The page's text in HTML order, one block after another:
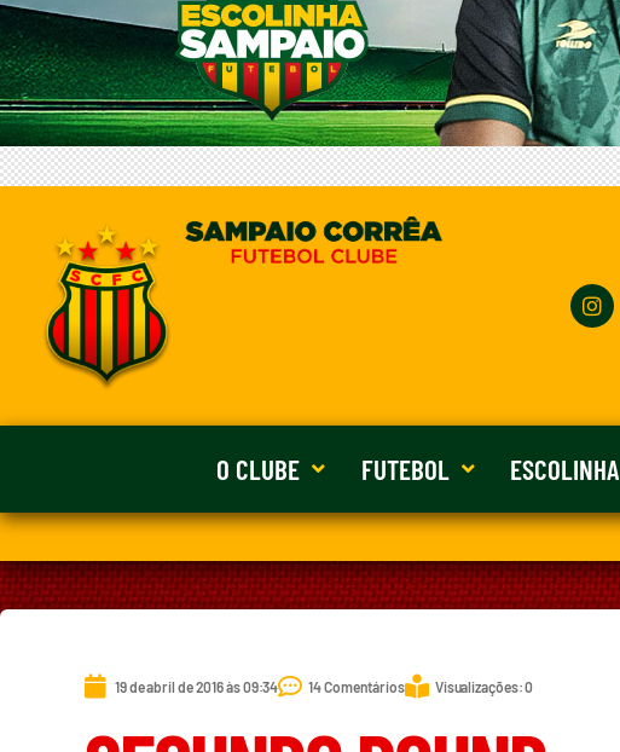
O CLUBE FUTEBOL ESCOLINHA
19 de abril de 2016 às 09:34 14 Comentários Visualizações: 0